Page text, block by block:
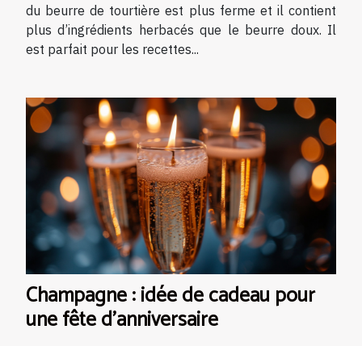
du beurre de tourtière est plus ferme et il contient
plus d’ingrédients herbacés que le beurre doux. Il
est parfait pour les recettes...
Champagne : idée de cadeau pour
une fête d'anniversaire